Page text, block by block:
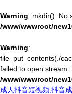
Warning: mkdir(): No
/www/wwwroot/
Warning:
file_put_contents(./
failed to open stream:
/www/wwwroot/
成人抖音短视频,抖音